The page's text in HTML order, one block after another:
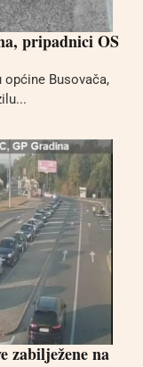
pripadnici OS
Busovača,
zabilježene na